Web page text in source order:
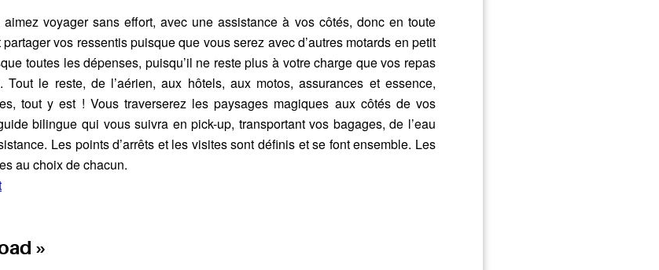
voyager sans effort, avec une assistance à vos côtés, donc en toute
vos ressentis puisque que vous serez avec d’autres motards en petit
toutes les dépenses, puisqu’il ne reste plus à votre charge que vos repas
le reste, de l’aérien, aux hôtels, aux motos, assurances et essence,
tout y est ! Vous traverserez les paysages magiques aux côtés de vos
bilingue qui vous suivra en pick-up, transportant vos bagages, de l’eau
Les points d’arrêts et les visites sont définis et se font ensemble. Les
au choix de chacun.
»